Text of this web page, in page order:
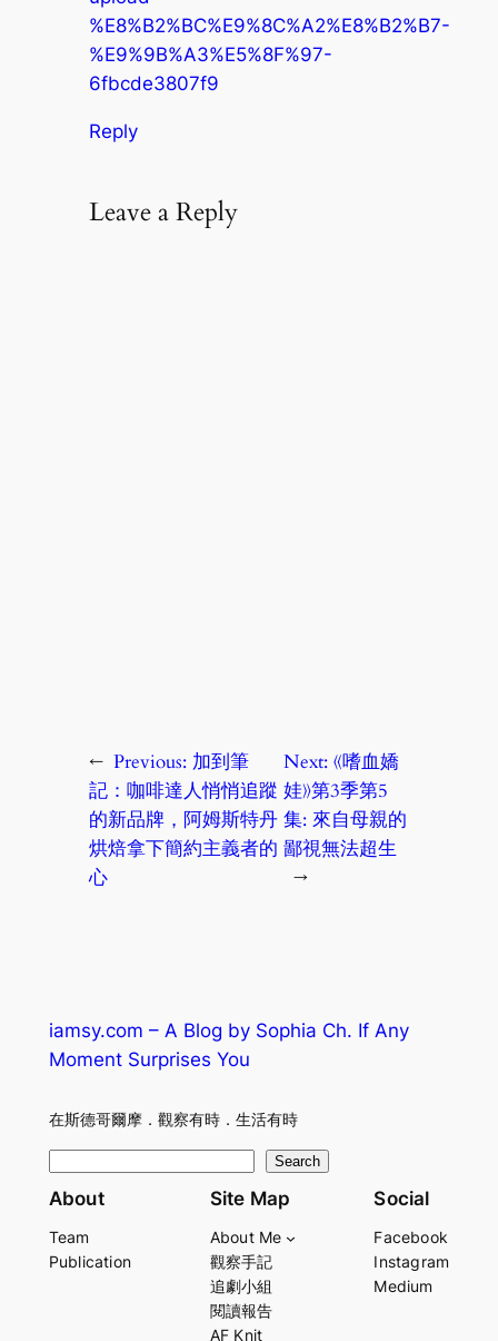
%E8%B2%BC%E9%8C%A2%E8%B2%B7-
%E9%9B%A3%E5%8F%97-
6fbcde3807f9
Reply
Leave a Reply
← Previous: 加到筆
記：咖啡達人悄悄追蹤
的新品牌，阿姆斯特丹
烘焙拿下簡約主義者的
心
Next:《嗜血嬌
娃》第3季第5
集: 來自母親的
鄙視無法超生
→
iamsy.com – A Blog by Sophia Ch. If Any
Moment Surprises You
在斯德哥爾摩．觀察有時．生活有時
e
r
Search
About
Team
Publication
Site Map
About Me
觀察手記
追劇小組
閱讀報告
AF Knit
Social
Facebook
Instagram
Medium